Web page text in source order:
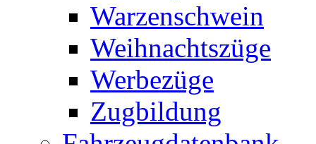
Warzenschwein
Weihnachtszüge
Werbezüge
Zugbildung